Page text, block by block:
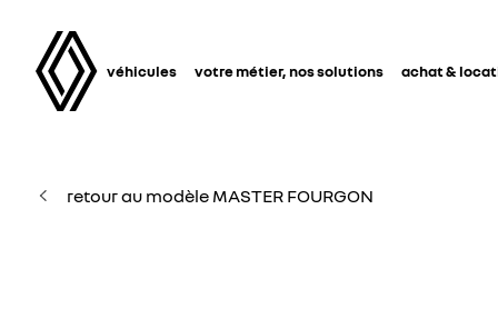
véhicules votre métier, nos solutions achat &
retour au modèle MASTER FOURGON